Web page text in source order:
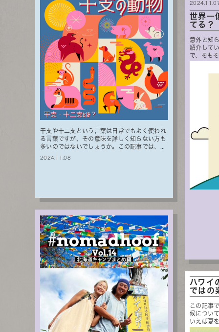
干支や十二支という言葉は日常でもよく使われ
る言葉ですが、その意味を詳しく知らない方も
多いのではないでしょうか。この記事では、...
2024.11.08
世界一
てる？
意外と知
紹介して
で、そも
ハワイ
ではの
この記事
候につい
いえば夏